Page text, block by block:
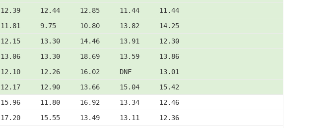
12.39     12.44     12.85     11.44     11.44
11.81     9.75      10.80     13.82     14.25
12.15     13.30     14.46     13.91     12.30
13.06     13.30     18.69     13.59     13.86
12.10     12.26     16.02     DNF       13.01
12.17     12.90     13.66     15.04     15.42
15.96     11.80     16.92     13.34     12.46
17.20     15.55     13.49     13.11     12.36